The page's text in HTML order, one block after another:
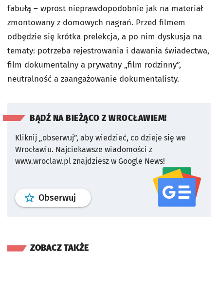
fabułą – wprost nieprawdopodobnie jak na materiał
zmontowany z domowych nagrań. Przed filmem
odbędzie się krótka prelekcja, a po nim dyskusja na
tematy: potrzeba rejestrowania i dawania świadectwa,
film dokumentalny a prywatny „film rodzinny”,
neutralność a zaangażowanie dokumentalisty.
BĄDŹ NA BIEŻĄCO Z WROCŁAWIEM!
Kliknij „obserwuj”, aby wiedzieć, co dzieje się we
Wrocławiu. Najciekawsze wiadomości z
www.wroclaw.pl znajdziesz w Google News!
Obserwuj profil serwisu
ZOBACZ TAKŻE